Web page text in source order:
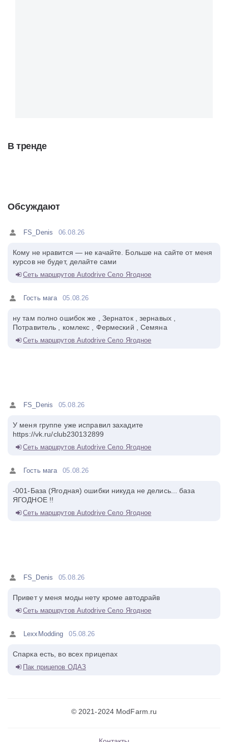
В тренде
Обсуждают
FS_Denis 06.08.26
Кому не нравится — не качайте. Больше на сайте от меня
курсов не будет, делайте сами
Сеть маршрутов Autodrive Село Ягодное
Гость мага 05.08.26
ну там полно ошибок же , Зернаток , зернавых ,
Потравитель , комлекс , Фермеский , Семяна
Сеть маршрутов Autodrive Село Ягодное
FS_Denis 05.08.26
У меня группе уже исправил захадите
https://vk.ru/club230132899
Сеть маршрутов Autodrive Село Ягодное
Гость мага 05.08.26
-001-База (Ягодная) ошибки никуда не делись... база
ЯГОДНОЕ !!
Сеть маршрутов Autodrive Село Ягодное
FS_Denis 05.08.26
Привет у меня моды нету кроме автодрайв
Сеть маршрутов Autodrive Село Ягодное
LexxModding 05.08.26
Спарка есть, во всех прицепах
Пак прицепов ОДАЗ
© 2021-2024 ModFarm.ru